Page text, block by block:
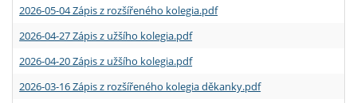
2026-05-04 Zápis z rozšířeného kolegia.pdf
2026-04-27 Zápis z užšího kolegia.pdf
2026-04-20 Zápis z užšího kolegia.pdf
2026-03-16 Zápis z rozšířeného kolegia děkanky.pdf